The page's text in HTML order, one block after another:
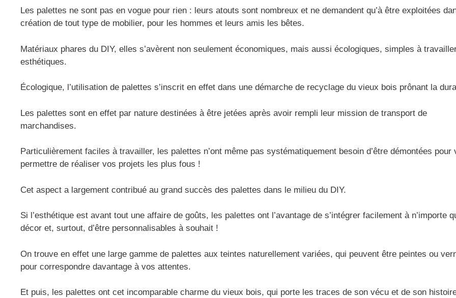
Les palettes ne sont pas en vogue pour rien : leurs atouts sont nombreux et ne demandent qu’à être exploitées
création de tout type de mobilier, pour les hommes et leurs amis les bêtes.
Matériaux phares du DIY, elles s’avèrent non seulement économiques, mais aussi écologiques, simples à
esthétiques.
Écologique, l’utilisation de palettes s’inscrit en effet dans une démarche de recyclage du vieux bois prônant la
Les palettes sont en effet par nature destinées à être jetées après avoir rempli leur mission de transport de
marchandises.
Particulièrement faciles à travailler, les palettes n’ont même pas systématiquement besoin d’être démontées pour
permettre de réaliser vos projets les plus fous !
Cet aspect a largement contribué au grand succès des palettes dans le milieu du DIY.
Si l’esthétique est avant tout une affaire de goûts, les palettes ont l’avantage de s’intégrer facilement à n’importe
décor et, surtout, d’être personnalisables à souhait !
On trouve en effet une large gamme de palettes aux teintes naturellement variées, qui peuvent être peintes ou
pour correspondre davantage à vos attentes.
Et puis, les palettes ont cet incomparable charme du vieux bois, qui porte les traces de son vécu et de son